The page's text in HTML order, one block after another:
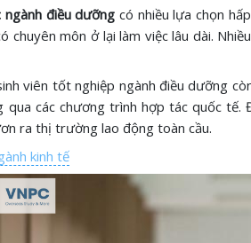
điều dưỡng có nhiều lựa chọn
chuyên môn ở lại làm việc lâu dài.
viên tốt nghiệp ngành điều dưỡng
qua các chương trình hợp tác quốc tế.
ra thị trường lao động toàn cầu.
kinh tế